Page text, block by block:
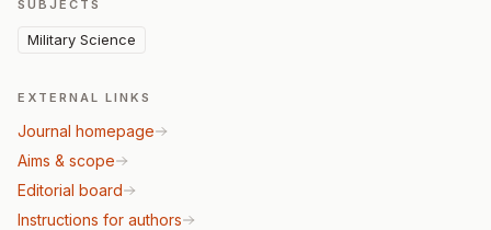
SUBJECTS
Military Science
EXTERNAL LINKS
Journal homepage
Aims & scope
Editorial board
Instructions for authors